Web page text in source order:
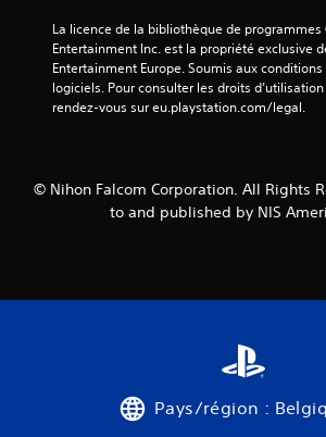
La licence de la bibliothèque de
Entertainment Inc. est la propriété exclusive
Entertainment Europe. Soumis aux
logiciels. Pour consulter les droits
rendez-vous sur eu.playstation.com/legal.
© Nihon Falcom Corporation. All Rights
to and published by NIS
Pays/région :